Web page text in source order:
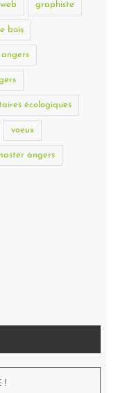
graphiste
bois
écologiques
voeux
angers